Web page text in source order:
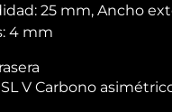
25 mm, Ancho
4 mm
V Carbono